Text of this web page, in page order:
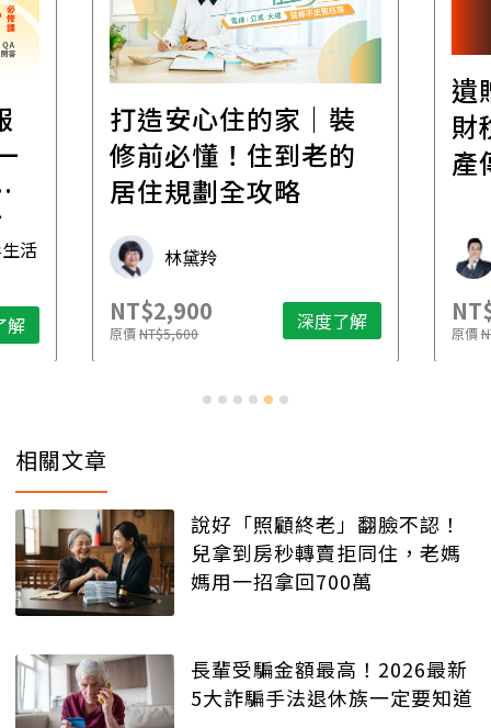
活
解
打造安心住的家｜裝
修前必懂！住到老的
居住規劃全攻略
林黛羚
NT$2,900
原價NT$5,600 深度了解
遺
財
產
原價
相關文章
說好「照顧終老」翻臉不認！
兒拿到房秒轉賣拒同住，老媽
媽用一招拿回700萬
長輩受騙金額最高！2026最新
5大詐騙手法退休族一定要知道